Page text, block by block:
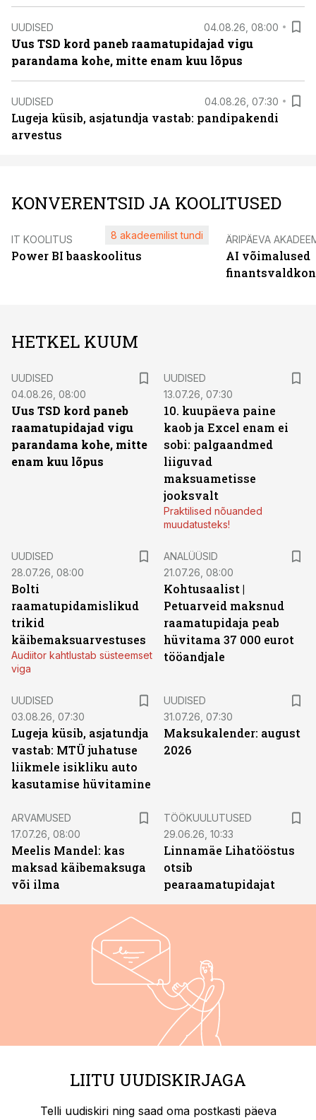
UUDISED 04.08.26, 08:00
Uus TSD kord paneb raamatupidajad vigu
parandama kohe, mitte enam kuu lõpus
UUDISED 04.08.26, 07:30
Lugeja küsib, asjatundja vastab: pandipakendi
arvestus
KONVERENTSID JA KOOLITUSED
IT KOOLITUS
Power BI baaskoolitus
8 akadeemilist tundi ÄRIPÄEVA
AI võimalused
HETKEL KUUM
UUDISED
04.08.26, 08:00
Uus TSD kord paneb
raamatupidajad vigu
parandama kohe, mitte
enam kuu lõpus
UUDISED
13.07.26, 07:30
10. kuupäeva paine
kaob ja Excel enam ei
sobi: palgaandmed
liiguvad
maksuametisse
jooksvalt
Praktilised nõuanded
muudatusteks!
UUDISED
28.07.26, 08:00
Bolti
raamatupidamislikud
trikid
käibemaksuarvestuses
Audiitor kahtlustab süsteemset
viga
ANALÜÜSID
21.07.26, 08:00
Kohtusaalist |
Petuarveid maksnud
raamatupidaja peab
hüvitama 37 000 eurot
tööandjale
UUDISED
03.08.26, 07:30
Lugeja küsib, asjatundja
vastab: MTÜ juhatuse
liikmele isikliku auto
kasutamise hüvitamine
UUDISED
31.07.26, 07:30
Maksukalender: august
2026
ARVAMUSED
17.07.26, 08:00
Meelis Mandel: kas
maksad käibemaksuga
või ilma
TÖÖKUULUTUSED
29.06.26, 10:33
Linnamäe Lihatööstus
otsib
pearaamatupidajat
LIITU UUDISKIRJAGA
Telli uudiskiri ning saad oma postkasti päeva